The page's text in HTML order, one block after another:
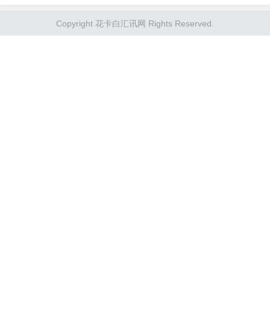
保障资金链的稳定性和流动性。如果允
许用户无限取现，可能会导致平...
Copyright 花卡白汇讯网 Rights Reserved.